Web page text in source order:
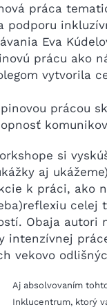
práca
podporu
Eva
prácu ako
vytvorila
prácou
si
aj
k práci, ako
celej
Obaja autori
intenzívnej
vekovo
Aj absolvovaním
Inklucentrum, ktorý